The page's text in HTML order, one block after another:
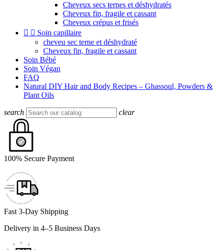
Cheveux secs ternes et déshydratés
Cheveux fin, fragile et cassant
Cheveux crépus et frisés
  Soin capillaire
cheveu sec terne et déshydraté
Cheveux fin, fragile et cassant
Soin Bébé
Soin Végan
FAQ
Natural DIY Hair and Body Recipes – Ghassoul, Powders &
Plant Oils
search clear
100% Secure Payment
Fast 3-Day Shipping
Delivery in 4–5 Business Days